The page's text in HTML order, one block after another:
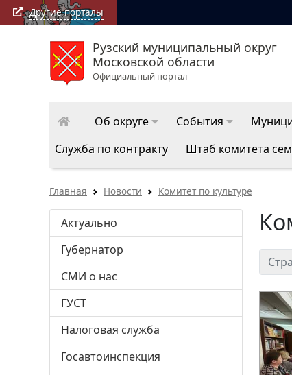
Другие порталы
Рузский муниципальный округ
Московской области
Официальный портал
Об округе События
Служба по контракту
Штаб комитета
Главная Новости Комитет по культуре
Актуально
Губернатор
СМИ о нас
ГУСТ
Налоговая служба
Госавтоинспекция